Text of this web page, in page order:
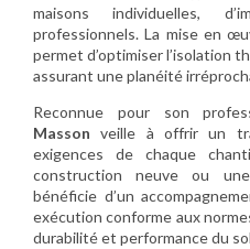
maisons individuelles,
professionnels. La mise en
permet d’optimiser l’isolation
assurant une planéité
Reconnue pour son
Masson veille à offrir un
exigences de chaque
construction neuve ou
bénéficie d’un
exécution conforme aux
durabilité et performance du